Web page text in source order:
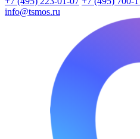
info@tsmos.ru